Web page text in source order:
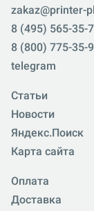
zakaz@printer-
8 (495) 565-35-
8 (800) 775-35-
telegram
Статьи
Новости
Яндекс.Поиск
Карта сайта
Оплата
Доставка